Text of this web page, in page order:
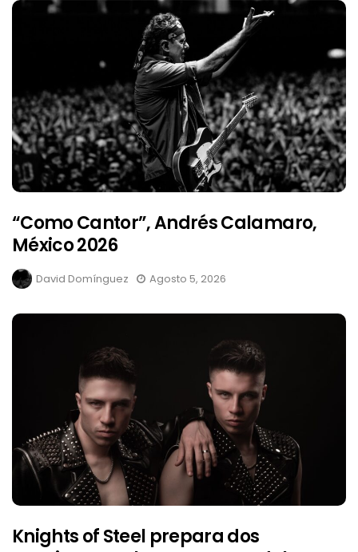
“Como Cantor”, Andrés Calamaro,
México 2026
David Domínguez Agosto 5, 2026
Knights of Steel prepara dos